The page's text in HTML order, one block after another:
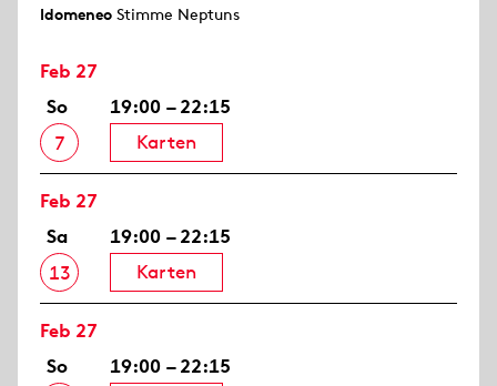
Idomeneo Stimme Neptuns
Feb 27
So
7
19:00 – 22:15
Karten
Feb 27
Sa
13
19:00 – 22:15
Karten
Feb 27
So
19:00 – 22:15